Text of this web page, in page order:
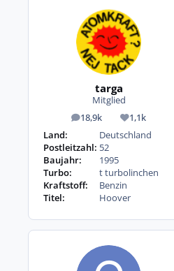
targa
Mitglied
18,9k
Beiträge 1,1k
Reputation
Land:
Deutschland
Postleitzahl: 52
Baujahr:
1995
Turbo:
t turbolinchen
Kraftstoff:
Benzin
Titel:
Hoover